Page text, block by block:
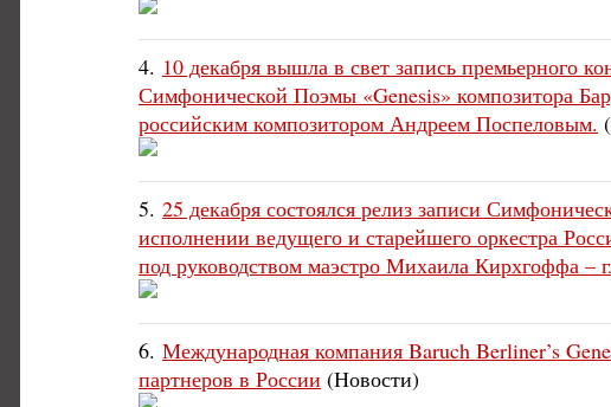
4. 10 декабря вышла в свет запись премьерного
Симфонической Поэмы «Genesis» композитора
российским композитором Андреем Поспеловым.
5. 25 декабря состоялся релиз записи
исполнении ведущего и старейшего оркестра
под руководством маэстро Михаила Кирхгоффа –
6. Международная компания Baruch Berliner’s
партнеров в России (Новости)